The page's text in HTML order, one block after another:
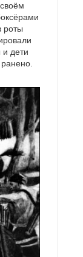
роты
дети